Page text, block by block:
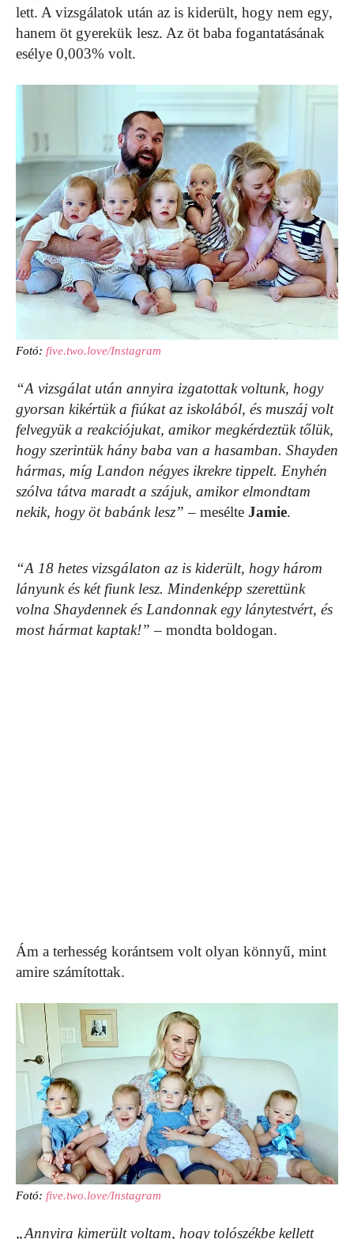
lett. A vizsgálatok után az is kiderült, hogy nem egy,
hanem öt gyerekük lesz. Az öt baba fogantatásának
esélye 0,003% volt.
Fotó: five.two.love/Instagram
“A vizsgálat után annyira izgatottak voltunk, hogy
gyorsan kikértük a fiúkat az iskolából, és muszáj volt
felvegyük a reakciójukat, amikor megkérdeztük tőlük,
hogy szerintük hány baba van a hasamban. Shayden
hármas, míg Landon négyes ikrekre tippelt. Enyhén
szólva tátva maradt a szájuk, amikor elmondtam
nekik, hogy öt babánk lesz” – mesélte Jamie.
“A 18 hetes vizsgálaton az is kiderült, hogy három
lányunk és két fiunk lesz. Mindenképp szerettünk
volna Shaydennek és Landonnak egy lánytestvért, és
most hármat kaptak!” – mondta boldogan.
Ám a terhesség korántsem volt olyan könnyű, mint
amire számítottak.
Fotó: five.two.love/Instagram
„Annyira kimerült voltam, hogy tolószékbe kellett